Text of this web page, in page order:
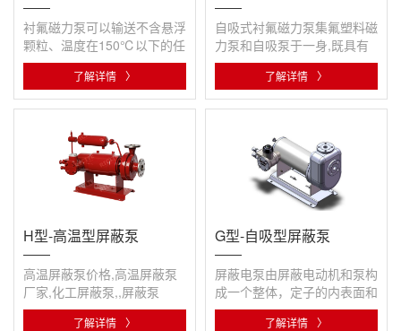
衬氟磁力泵可以输送不含悬浮
颗粒、温度在150℃以下的任
意浓度的硫酸、盐酸、硝酸、
了解详情 〉
自吸式衬氟磁力泵集氟塑料磁
力泵和自吸泵于一身,既具有
自吸泵的自吸功能又有磁力泵
了解详情 〉
H型-高温型屏蔽泵
高温屏蔽泵价格,高温屏蔽泵
厂家,化工屏蔽泵,,屏蔽泵
了解详情 〉
G型-自吸型屏蔽泵
屏蔽电泵由屏蔽电动机和泵构
成一个整体，定子的内表面和
转子外表面用薄壁非磁性的耐
了解详情 〉